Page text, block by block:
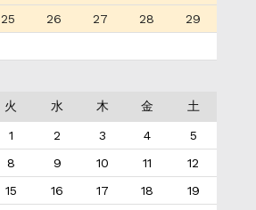
25 26 27 28
29
火 水 木 金 土
1 2 3 4
5
8 9 10 11
12
15 16 17 18
19